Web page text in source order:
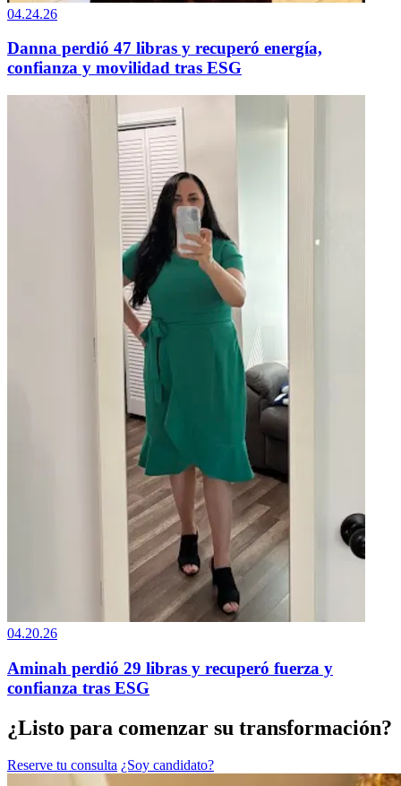
04.24.26
Danna perdió 47 libras y recuperó energía,
confianza y movilidad tras ESG
04.20.26
Aminah perdió 29 libras y recuperó fuerza y
confianza tras ESG
¿Listo para comenzar su transformación?
Reserve tu consulta ¿Soy candidato?